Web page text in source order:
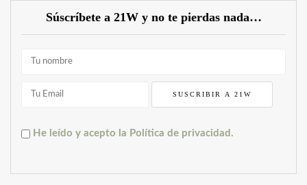
Súscríbete a 21W y no te pierdas nada…
He leído y acepto la Política de privacidad.